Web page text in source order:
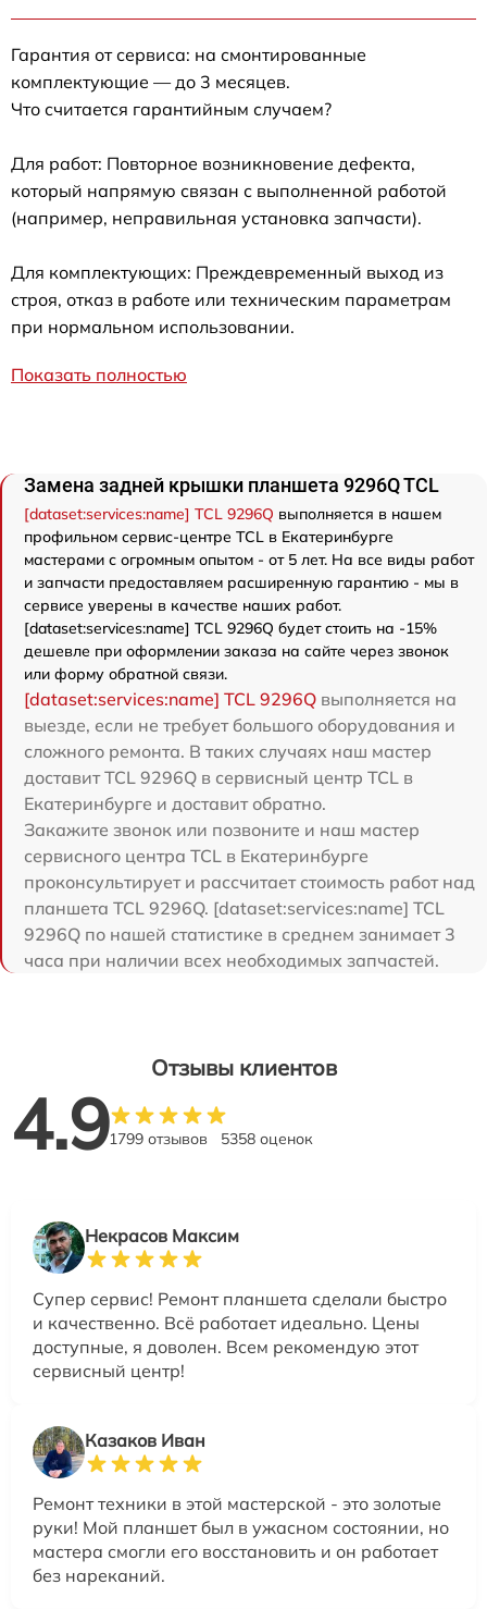
Гарантия от сервиса: на смонтированные
комплектующие — до 3 месяцев.
Что считается гарантийным случаем?
Для работ: Повторное возникновение дефекта,
который напрямую связан с выполненной работой
(например, неправильная установка запчасти).
Для комплектующих: Преждевременный выход из
строя, отказ в работе или техническим параметрам
при нормальном использовании.
Показать полностью
Замена задней крышки планшета 9296Q TCL
[dataset:services:name] TCL 9296Q выполняется в нашем
профильном сервис-центре TCL в Екатеринбурге
мастерами с огромным опытом - от 5 лет. На все виды работ
и запчасти предоставляем расширенную гарантию - мы в
сервисе уверены в качестве наших работ.
[dataset:services:name] TCL 9296Q будет стоить на -15%
дешевле при оформлении заказа на сайте через звонок
или форму обратной связи.
[dataset:services:name] TCL 9296Q выполняется на
выезде, если не требует большого оборудования и
сложного ремонта. В таких случаях наш мастер
доставит TCL 9296Q в сервисный центр TCL в
Екатеринбурге и доставит обратно.
Закажите звонок или позвоните и наш мастер
сервисного центра TCL в Екатеринбурге
проконсультирует и рассчитает стоимость работ над
планшета TCL 9296Q. [dataset:services:name] TCL
9296Q по нашей статистике в среднем занимает 3
часа при наличии всех необходимых запчастей.
Отзывы клиентов
4.91799 отзывов 5358 оценок
Некрасов Максим
Супер сервис! Ремонт планшета сделали быстро
и качественно. Всё работает идеально. Цены
доступные, я доволен. Всем рекомендую этот
сервисный центр!
Казаков Иван
Ремонт техники в этой мастерской - это золотые
руки! Мой планшет был в ужасном состоянии, но
мастера смогли его восстановить и он работает
без нареканий.